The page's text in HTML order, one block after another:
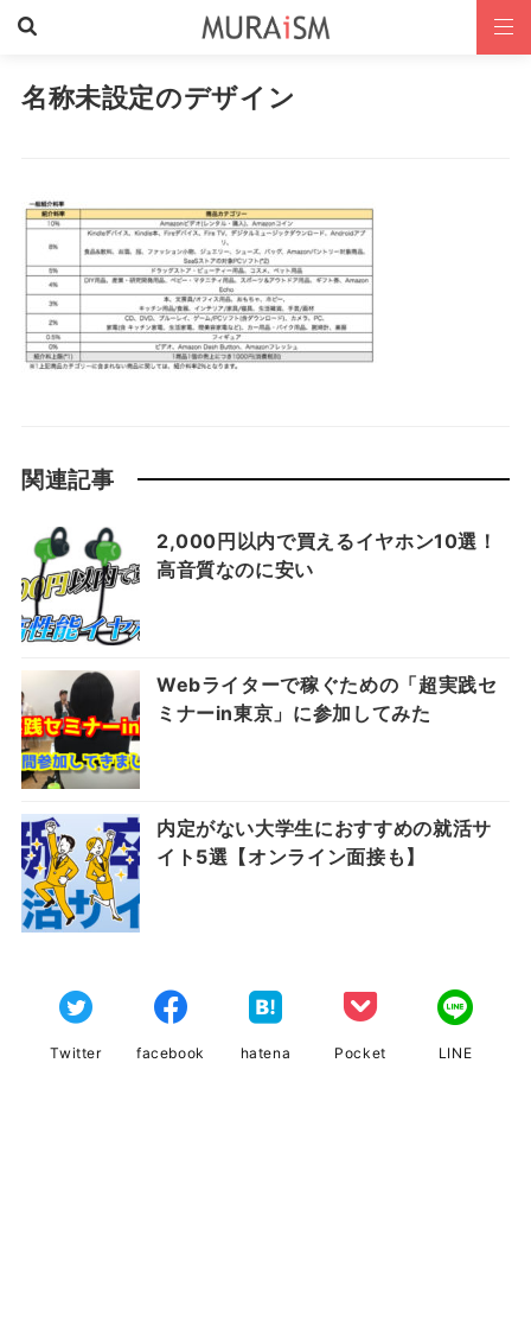
名称未設定のデザイン
関連記事
2,000円以内で買えるイヤホン10選！
高音質なのに安い
Webライターで稼ぐための「超実践セ
ミナーin東京」に参加してみた
内定がない大学生におすすめの就活サ
イト5選【オンライン面接も】
Twitter facebook hatena Pocket LINE